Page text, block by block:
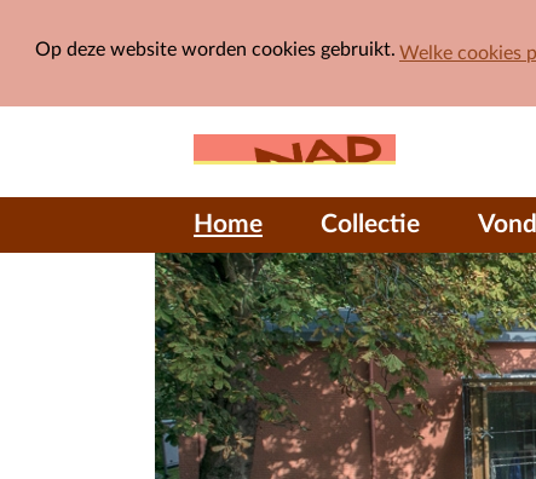
Op deze website worden cookies gebruikt. Welke cookies
Home Collectie